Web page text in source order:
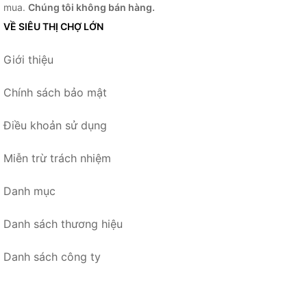
mua. Chúng tôi không bán hàng.
VỀ SIÊU THỊ CHỢ LỚN
Giới thiệu
Chính sách bảo mật
Điều khoản sử dụng
Miễn trừ trách nhiệm
Danh mục
Danh sách thương hiệu
Danh sách công ty